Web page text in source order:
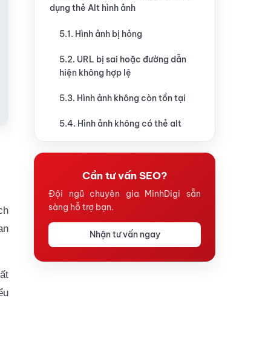
dụng thẻ Alt hình ảnh
5.1. Hình ảnh bị hỏng
5.2. URL bị sai hoặc đường dẫn
hiện không hợp lệ
5.3. Hình ảnh không còn tồn tại
5.4. Hình ảnh không có thẻ alt
Cần tư vấn SEO?
Đội ngũ chuyên gia MinhDigi sẵn
sàng hỗ trợ bạn.
Nhận tư vấn ngay